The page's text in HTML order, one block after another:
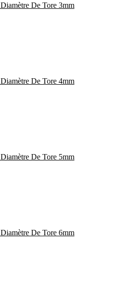
Diamètre De Tore 3mm
Diamètre De Tore 4mm
Diamètre De Tore 5mm
Diamètre De Tore 6mm